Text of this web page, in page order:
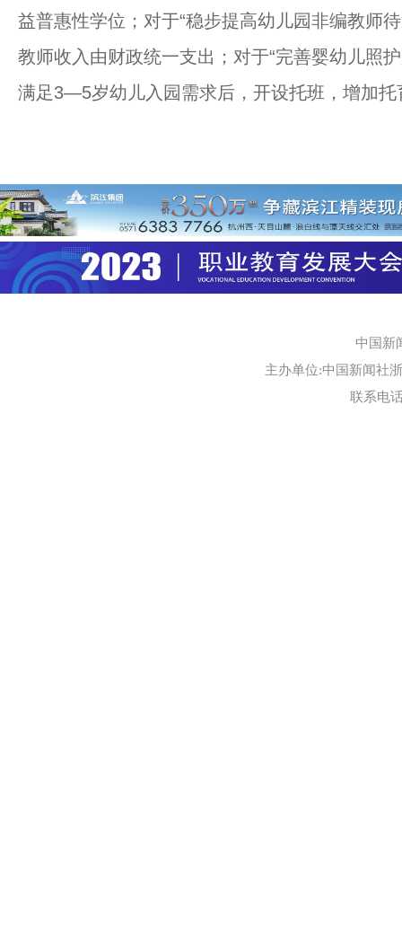
益普惠性学位；对于“稳步提高幼儿园非编教师
教师收入由财政统一支出；对于“完善婴幼儿照
满足3—5岁幼儿入园需求后，开设托班，增加托
中国新
主办单位:中国新闻社
联系电